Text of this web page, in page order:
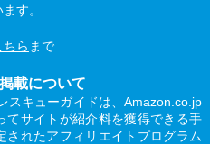
す。
ちら まで
載について
スキューガイドは、Amazon.co.jp
てサイトが紹介料を獲得できる手
されたアフィリエイトプログラム